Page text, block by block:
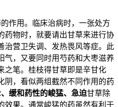
作用。临床治病时，一张处方
药物时，就要请出甘草来进行协
治营卫失调、发热畏风等症。此
气，又要同时用芍药和大枣滋养
之笔。桂枝得甘草即是辛甘化
阴，看似两组截然不同作用的药
、缓和药性的峻猛、急迫甘草除
效果。通常峻猛的药虽然有利于